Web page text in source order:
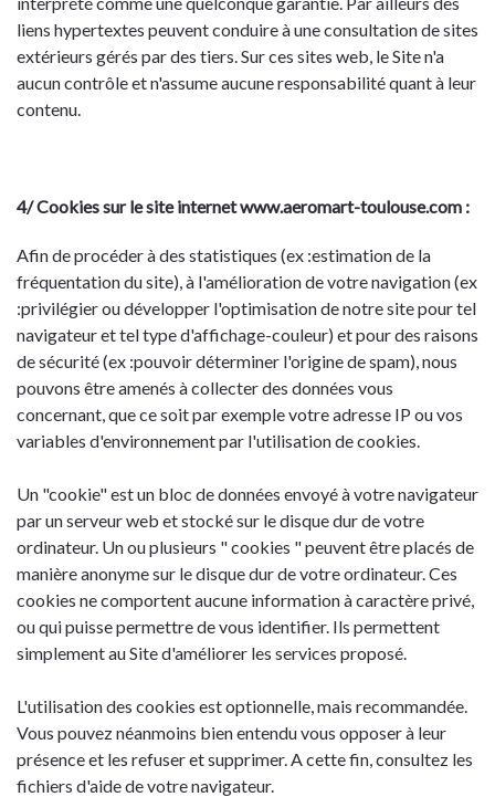
liens hypertextes peuvent conduire à une consultation de sites
extérieurs gérés par des tiers. Sur ces sites web, le Site n'a
aucun contrôle et n'assume aucune responsabilité quant à leur
contenu.
4/ Cookies sur le site internet www.aeromart-toulouse.com :
Afin de procéder à des statistiques (ex :estimation de la
fréquentation du site), à l'amélioration de votre navigation (ex
:privilégier ou développer l'optimisation de notre site pour tel
navigateur et tel type d'affichage-couleur) et pour des raisons
de sécurité (ex :pouvoir déterminer l'origine de spam), nous
pouvons être amenés à collecter des données vous
concernant, que ce soit par exemple votre adresse IP ou vos
variables d'environnement par l'utilisation de cookies.
Un "cookie" est un bloc de données envoyé à votre navigateur
par un serveur web et stocké sur le disque dur de votre
ordinateur. Un ou plusieurs " cookies " peuvent être placés de
manière anonyme sur le disque dur de votre ordinateur. Ces
cookies ne comportent aucune information à caractère privé,
ou qui puisse permettre de vous identifier. Ils permettent
simplement au Site d'améliorer les services proposé.
L'utilisation des cookies est optionnelle, mais recommandée.
Vous pouvez néanmoins bien entendu vous opposer à leur
présence et les refuser et supprimer. A cette fin, consultez les
fichiers d'aide de votre navigateur.